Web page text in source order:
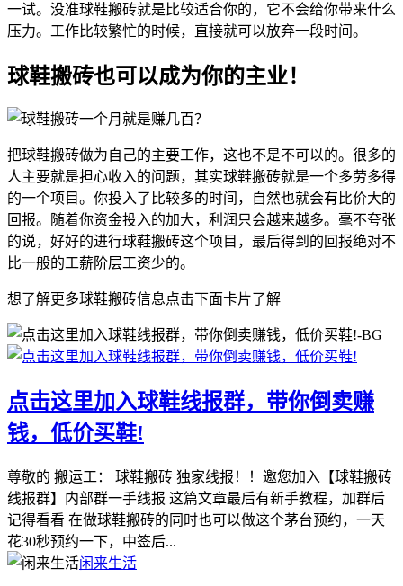
一试。没准球鞋搬砖就是比较适合你的，它不会给你带来什么
压力。工作比较繁忙的时候，直接就可以放弃一段时间。
球鞋搬砖也可以成为你的主业！
把球鞋搬砖做为自己的主要工作，这也不是不可以的。很多的
人主要就是担心收入的问题，其实球鞋搬砖就是一个多劳多得
的一个项目。你投入了比较多的时间，自然也就会有比价大的
回报。随着你资金投入的加大，利润只会越来越多。毫不夸张
的说，好好的进行球鞋搬砖这个项目，最后得到的回报绝对不
比一般的工薪阶层工资少的。
想了解更多球鞋搬砖信息点击下面卡片了解
点击这里加入球鞋线报群，带你倒卖赚
钱，低价买鞋!
尊敬的 搬运工： 球鞋搬砖 独家线报！！邀您加入【球鞋搬砖
线报群】内部群一手线报 这篇文章最后有新手教程，加群后
记得看看 在做球鞋搬砖的同时也可以做这个茅台预约，一天
花30秒预约一下，中签后...
闲来生活